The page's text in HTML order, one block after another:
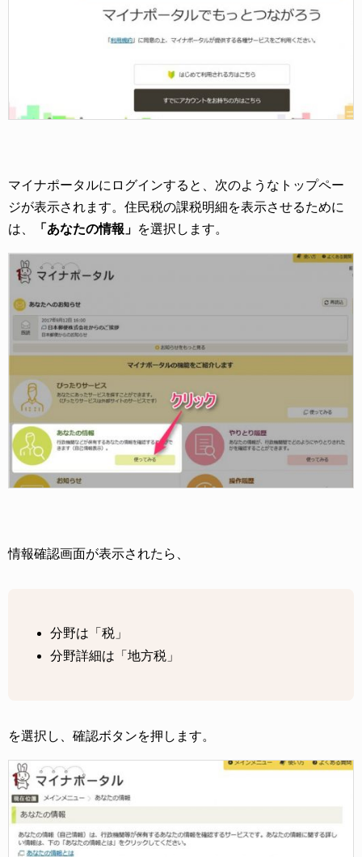
マイナポータルにログインすると、次のようなトップペー
ジが表示されます。住民税の課税明細を表示させるために
は、
「あなたの情報」 を選択します。
情報確認画面が表示されたら、
分野は「税」
分野詳細は「地方税」
を選択し、確認ボタンを押します。